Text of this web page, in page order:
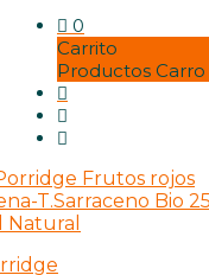
0
Carrito
Productos Carro